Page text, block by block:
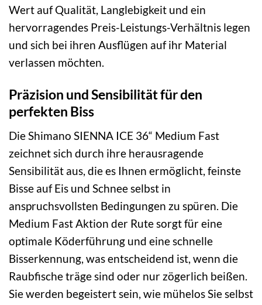
Wert auf Qualität, Langlebigkeit und ein
hervorragendes Preis-Leistungs-Verhältnis legen
und sich bei ihren Ausflügen auf ihr Material
verlassen möchten.
Präzision und Sensibilität für den
perfekten Biss
Die Shimano SIENNA ICE 36“ Medium Fast
zeichnet sich durch ihre herausragende
Sensibilität aus, die es Ihnen ermöglicht, feinste
Bisse auf Eis und Schnee selbst in
anspruchsvollsten Bedingungen zu spüren. Die
Medium Fast Aktion der Rute sorgt für eine
optimale Köderführung und eine schnelle
Bisserkennung, was entscheidend ist, wenn die
Raubfische träge sind oder nur zögerlich beißen.
Sie werden begeistert sein, wie mühelos Sie selbst